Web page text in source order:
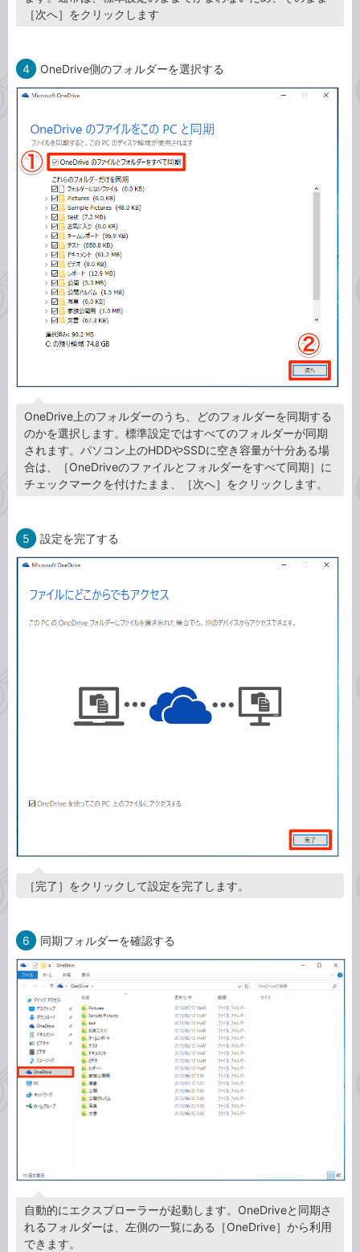
［次へ］をクリックします
4 OneDrive側のフォルダーを選択する
OneDrive上のフォルダーのうち、どのフォルダーを同期する
のかを選択します。標準設定ではすべてのフォルダーが同期
されます。パソコン上のHDDやSSDに空き容量が十分ある場
合は、［OneDriveのファイルとフォルダーをすべて同期］に
チェックマークを付けたまま、［次へ］をクリックします。
5 設定を完了する
［完了］をクリックして設定を完了します。
6 同期フォルダーを確認する
自動的にエクスプローラーが起動します。OneDriveと同期さ
れるフォルダーは、左側の一覧にある［OneDrive］から利用
できます。